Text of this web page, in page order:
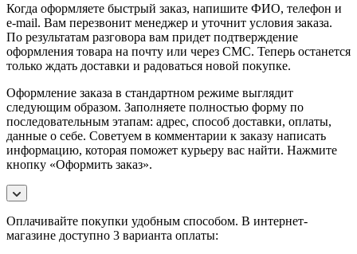
Когда оформляете быстрый заказ, напишите ФИО, телефон и
e-mail. Вам перезвонит менеджер и уточнит условия заказа.
По результатам разговора вам придет подтверждение
оформления товара на почту или через СМС. Теперь останется
только ждать доставки и радоваться новой покупке.
Оформление заказа в стандартном режиме выглядит
следующим образом. Заполняете полностью форму по
последовательным этапам: адрес, способ доставки, оплаты,
данные о себе. Советуем в комментарии к заказу написать
информацию, которая поможет курьеру вас найти. Нажмите
кнопку «Оформить заказ».
Оплачивайте покупки удобным способом. В интернет-
магазине доступно 3 варианта оплаты: